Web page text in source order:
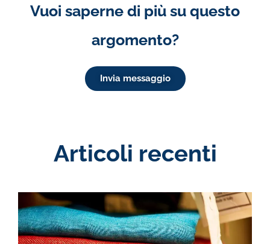
Vuoi saperne di più su questo
argomento?
Invia messaggio
Articoli recenti